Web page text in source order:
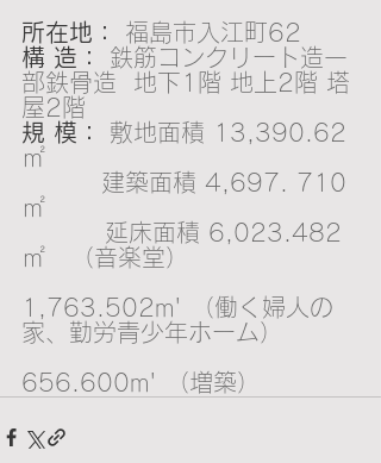
所在地：
福島市入江町62
構 造：
鉄筋コンクリート造一
部鉄骨造  地下1階 地上2階 塔
屋2階
規 模：
敷地面積 13,390.62
㎡
建築面積 4,697. 710
㎡
㎡   （音楽堂）
1,763.502m' （働く婦人の
家、勤労青少年ホーム）
656.600m' （増築）